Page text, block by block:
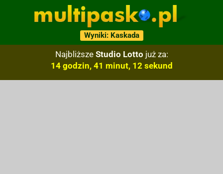
Wyniki: Kaskada
Najbliższe Studio Lotto już za:
14 godzin, 41 minut, 11 sekund